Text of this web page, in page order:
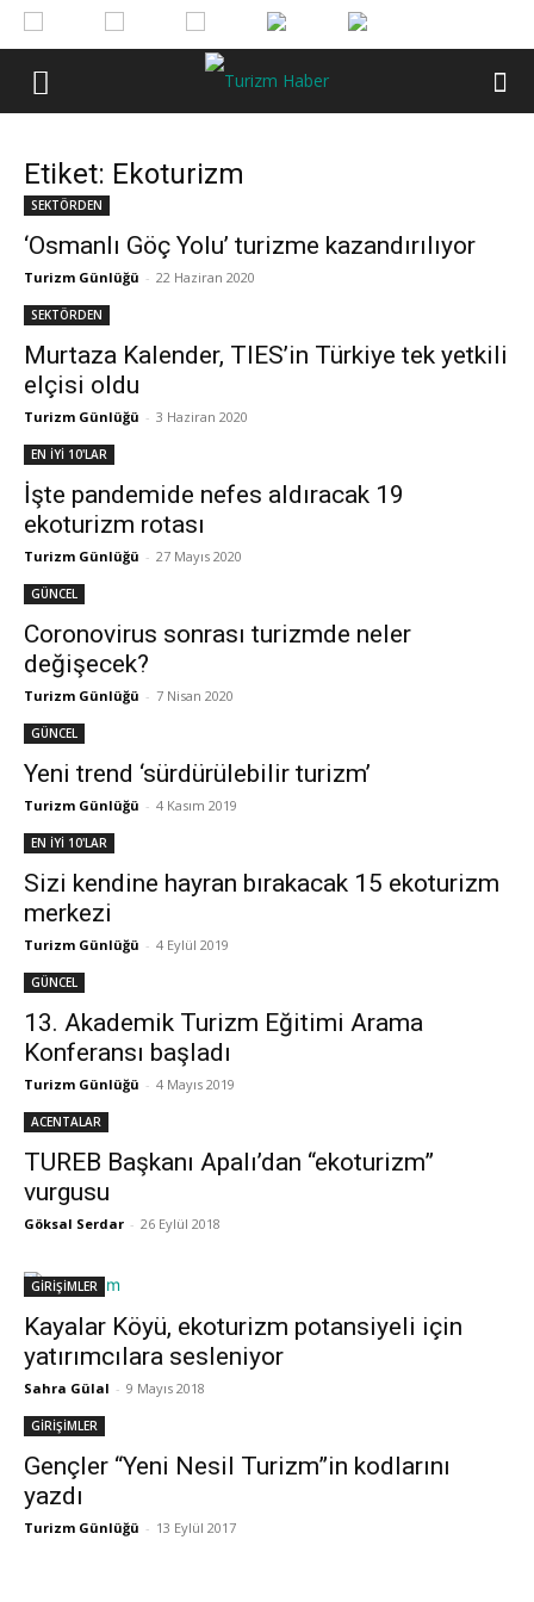
Etiket: Ekoturizm
SEKTÖRDEN
‘Osmanlı Göç Yolu’ turizme kazandırılıyor
Turizm Günlüğü - 22 Haziran 2020
SEKTÖRDEN
Murtaza Kalender, TIES’in Türkiye tek yetkili
elçisi oldu
Turizm Günlüğü - 3 Haziran 2020
EN İYİ 10'LAR
İşte pandemide nefes aldıracak 19
ekoturizm rotası
Turizm Günlüğü - 27 Mayıs 2020
GÜNCEL
Coronovirus sonrası turizmde neler
değişecek?
Turizm Günlüğü - 7 Nisan 2020
GÜNCEL
Yeni trend ‘sürdürülebilir turizm’
Turizm Günlüğü - 4 Kasım 2019
EN İYİ 10'LAR
Sizi kendine hayran bırakacak 15 ekoturizm
merkezi
Turizm Günlüğü - 4 Eylül 2019
GÜNCEL
13. Akademik Turizm Eğitimi Arama
Konferansı başladı
Turizm Günlüğü - 4 Mayıs 2019
ACENTALAR
TUREB Başkanı Apalı’dan “ekoturizm”
vurgusu
Göksal Serdar - 26 Eylül 2018
GİRİŞİMLER
Kayalar Köyü, ekoturizm potansiyeli için
yatırımcılara sesleniyor
Sahra Gülal - 9 Mayıs 2018
GİRİŞİMLER
Gençler “Yeni Nesil Turizm”in kodlarını
yazdı
Turizm Günlüğü - 13 Eylül 2017